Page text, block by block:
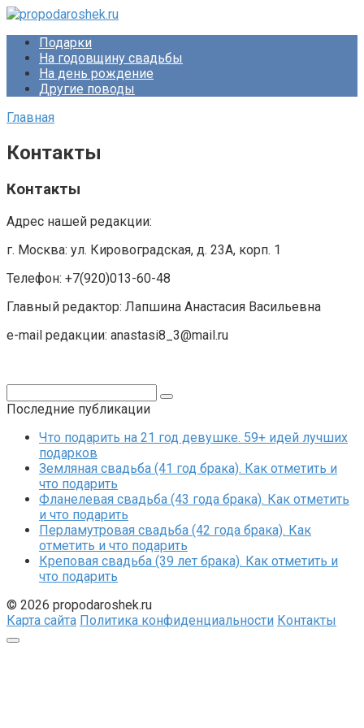
Перейти
контентуПодарки
На годовщину свадьбы
На день рождение
Другие поводы
Главная
Контакты
Контакты
Адрес нашей редакции:
г. Москва: ул. Кировоградская, д. 23А, корп. 1
Телефон: +7(920)013-60-48
Главный редактор: Лапшина Анастасия Васильевна
e-mail редакции: anastasi8_3@mail.ru
Последние публикации
Что подарить на 21 год девушке. 59+ идей лучших
подарков
Земляная свадьба (41 год брака). Как отметить и
что подарить
Фланелевая свадьба (43 года брака). Как отметить
и что подарить
Перламутровая свадьба (42 года брака). Как
отметить и что подарить
Креповая свадьба (39 лет брака). Как отметить и
что подарить
© 2026 propodaroshek.ru
Карта сайта Политика конфиденциальности Контакты